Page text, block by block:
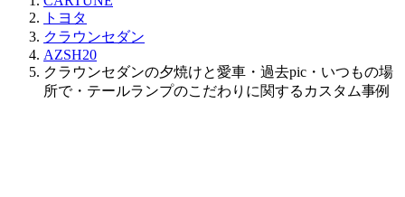
トヨタ
クラウンセダン
AZSH20
クラウンセダンの夕焼けと愛車・過去pic・いつもの場
所で・テールランプのこだわりに関するカスタム事例